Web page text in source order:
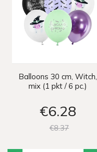
Balloons 30 cm, Witch,
mix (1 pkt / 6 pc.)
€6 28
€837